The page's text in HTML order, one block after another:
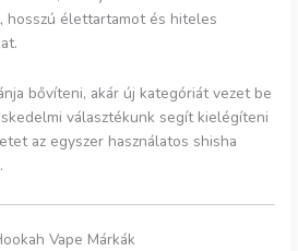
hosszú élettartamot és hiteles
bővíteni, akár új kategóriát vezet be
választékunk segít kielégíteni
az egyszer használatos shisha
Vape Márkák